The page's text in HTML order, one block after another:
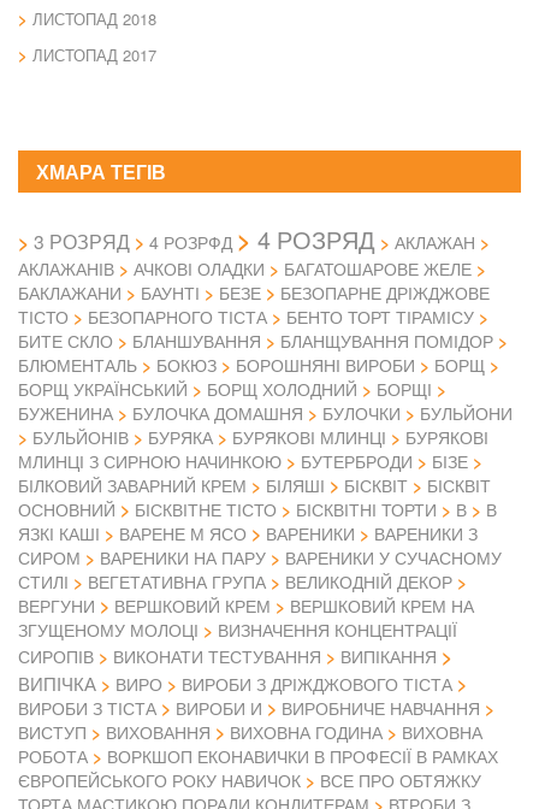
ЛИСТОПАД 2018
ЛИСТОПАД 2017
ХМАРА ТЕГІВ
3 РОЗРЯД 4 РОЗРФД 4 РОЗРЯД
АКЛАЖАН
АКЛАЖАНІВ
АЧКОВІ ОЛАДКИ
БАГАТОШАРОВЕ ЖЕЛЕ
БАКЛАЖАНИ
БАУНТІ БЕЗЕ
БЕЗОПАРНЕ ДРІЖДЖОВЕ
ТІСТО
БЕЗОПАРНОГО ТІСТА
БЕНТО ТОРТ ТІРАМІСУ
БИТЕ СКЛО
БЛАНШУВАННЯ
БЛАНЩУВАННЯ ПОМІДОР
БЛЮМЕНТАЛЬ
БОКЮЗ БОРОШНЯНІ ВИРОБИ
БОРЩ
БОРЩ УКРАЇНСЬКИЙ
БОРЩ ХОЛОДНИЙ
БОРЩІ
БУЖЕНИНА
БУЛОЧКА ДОМАШНЯ БУЛОЧКИ
БУЛЬЙОНИ
БУЛЬЙОНІВ
БУРЯКА БУРЯКОВІ МЛИНЦІ
БУРЯКОВІ
МЛИНЦІ З СИРНОЮ НАЧИНКОЮ
БУТЕРБРОДИ
БІЗЕ
БІЛКОВИЙ ЗАВАРНИЙ КРЕМ
БІЛЯШІ БІСКВІТ
БІСКВІТ
ОСНОВНИЙ
БІСКВІТНЕ ТІСТО БІСКВІТНІ ТОРТИ В
В
ЯЗКІ КАШІ
ВАРЕНЕ М ЯСО ВАРЕНИКИ
ВАРЕНИКИ З
СИРОМ
ВАРЕНИКИ НА ПАРУ
ВАРЕНИКИ У СУЧАСНОМУ
СТИЛІ
ВЕГЕТАТИВНА ГРУПА
ВЕЛИКОДНІЙ ДЕКОР
ВЕРГУНИ
ВЕРШКОВИЙ КРЕМ
ВЕРШКОВИЙ КРЕМ НА
ЗГУЩЕНОМУ МОЛОЦІ
ВИЗНАЧЕННЯ КОНЦЕНТРАЦІЇ
СИРОПІВ
ВИКОНАТИ ТЕСТУВАННЯ ВИПІКАННЯ
ВИПІЧКА ВИРО
ВИРОБИ З ДРІЖДЖОВОГО ТІСТА
ВИРОБИ З ТІСТА
ВИРОБИ И
ВИРОБНИЧЕ НАВЧАННЯ
ВИСТУП
ВИХОВАННЯ ВИХОВНА ГОДИНА
ВИХОВНА
РОБОТА
ВОРКШОП ЕКОНАВИЧКИ В ПРОФЕСІЇ В РАМКАХ
ЄВРОПЕЙСЬКОГО РОКУ НАВИЧОК
ВСЕ ПРО ОБТЯЖКУ